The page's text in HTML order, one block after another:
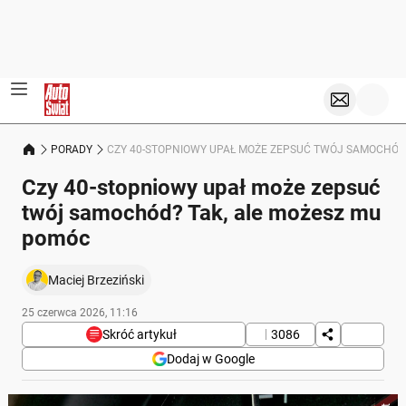
PORADY CZY 40-STOPNIOWY UPAŁ MOŻE ZEPSUĆ TWÓJ
Czy 40-stopniowy upał może zepsuć
twój samochód? Tak, ale możesz mu
pomóc
Maciej Brzeziński
25 czerwca 2026, 11:16
Skróć artykuł
3086
Dodaj w Google